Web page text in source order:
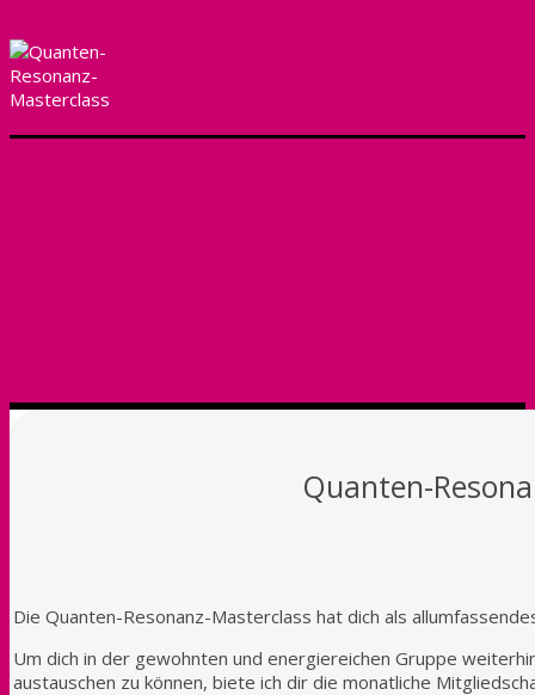
Quanten-
Die Quanten-Resonanz-Masterclass hat dich als
Um dich in der gewohnten und energiereichen Gruppe
austauschen zu können, biete ich dir die monatliche